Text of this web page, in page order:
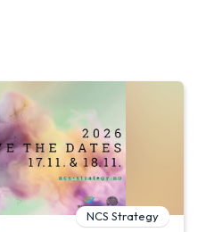
NCS Strategy